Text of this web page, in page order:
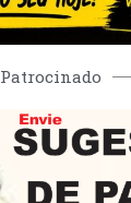
Patrocinado